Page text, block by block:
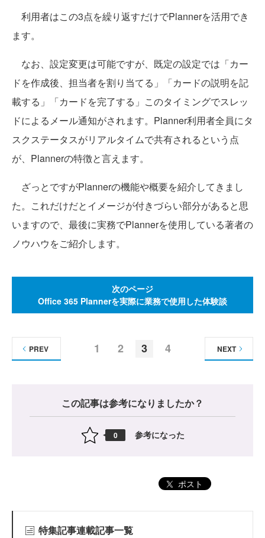
利用者はこの3点を繰り返すだけでPlannerを活用でき
ます。
なお、設定変更は可能ですが、既定の設定では「カー
ドを作成後、担当者を割り当てる」「カードの説明を記
載する」「カードを完了する」このタイミングでスレッ
ドによるメール通知がされます。Planner利用者全員にタ
スクステータスがリアルタイムで共有されるという点
が、Plannerの特徴と言えます。
ざっとですがPlannerの機能や概要を紹介してきまし
た。これだけだとイメージが付きづらい部分があると思
いますので、最後に実務でPlannerを使用している著者の
ノウハウをご紹介します。
次のページ
Office 365 Plannerを実際に業務で使用した体験談
1 2 3 4
PREV NEXT
この記事は参考になりましたか？
0 参考になった
ポスト
特集記事連載記事一覧